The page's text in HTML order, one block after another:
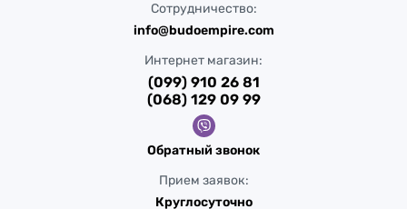
Сотрудничество:
info@budoempire.com
Интернет магазин:
(099) 910 26 81
(068) 129 09 99
Обратный звонок
Прием заявок:
Круглосуточно